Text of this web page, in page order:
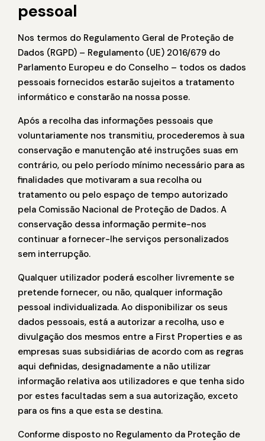
pessoal
Nos termos do Regulamento Geral de Proteção de
Dados (RGPD) – Regulamento (UE) 2016/679 do
Parlamento Europeu e do Conselho – todos os dados
pessoais fornecidos estarão sujeitos a tratamento
informático e constarão na nossa posse.
Após a recolha das informações pessoais que
voluntariamente nos transmitiu, procederemos à sua
conservação e manutenção até instruções suas em
contrário, ou pelo período mínimo necessário para as
finalidades que motivaram a sua recolha ou
tratamento ou pelo espaço de tempo autorizado
pela Comissão Nacional de Proteção de Dados. A
conservação dessa informação permite-nos
continuar a fornecer-lhe serviços personalizados
sem interrupção.
Qualquer utilizador poderá escolher livremente se
pretende fornecer, ou não, qualquer informação
pessoal individualizada. Ao disponibilizar os seus
dados pessoais, está a autorizar a recolha, uso e
divulgação dos mesmos entre a First Properties e as
empresas suas subsidiárias de acordo com as regras
aqui definidas, designadamente a não utilizar
informação relativa aos utilizadores e que tenha sido
por estes facultadas sem a sua autorização, exceto
para os fins a que esta se destina.
Conforme disposto no Regulamento da Proteção de